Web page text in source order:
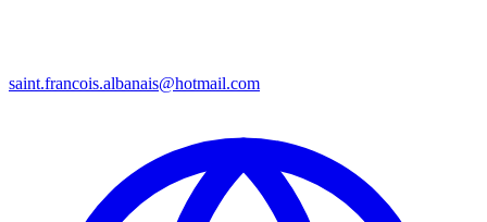
saint.francois.albanais@hotmail.com